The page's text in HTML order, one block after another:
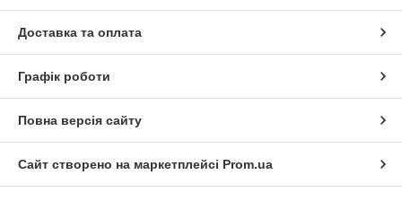
Доставка та оплата
Графік роботи
Повна версія сайту
Сайт створено на маркетплейсі Prom.ua